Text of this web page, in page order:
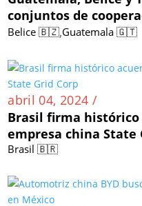
conjuntos de
Belice 🇧🇿,Guatemala 🇬🇹
abril 04, 2024 /
Brasil firma histórico
empresa china State
Brasil 🇧🇷